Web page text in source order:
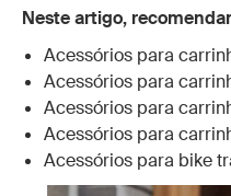
Neste artigo,
Acessórios para
Acessórios para
Acessórios para
Acessórios para
Acessórios para bike